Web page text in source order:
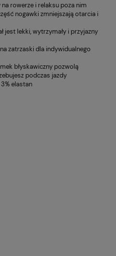
rowerze i relaksu poza nim
nogawki zmniejszają otarcia i
jest lekki, wytrzymały i przyjazny
zatrzaski dla indywidualnego
błyskawiczny pozwolą
podczas jazdy
elastan